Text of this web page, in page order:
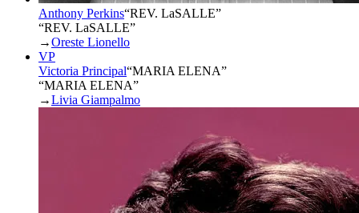
Anthony Perkins“REV. LaSALLE”
“REV. LaSALLE”
→Oreste Lionello
VP
Victoria Principal“MARIA ELENA”
“MARIA ELENA”
→Livia Giampalmo